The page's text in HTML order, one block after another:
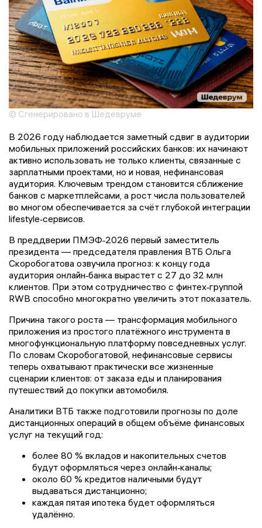
© Сгенерировано в Шедевруме
В 2026 году наблюдается заметный сдвиг в аудитории
мобильных приложений российских банков: их начинают
активно использовать не только клиенты, связанные с
зарплатными проектами, но и новая, нефинансовая
аудитория. Ключевым трендом становится сближение
банков с маркетплейсами, а рост числа пользователей
во многом обеспечивается за счёт глубокой интеграции
lifestyle‑сервисов.
В преддверии ПМЭФ‑2026 первый заместитель
президента — председателя правления ВТБ Ольга
Скоробогатова озвучила прогноз: к концу года
аудитория онлайн‑банка вырастет с 27 до 32 млн
клиентов. При этом сотрудничество с финтех‑группой
RWB способно многократно увеличить этот показатель.
Причина такого роста — трансформация мобильного
приложения из простого платёжного инструмента в
многофункциональную платформу повседневных услуг.
По словам Скоробогатовой, нефинансовые сервисы
теперь охватывают практически все жизненные
сценарии клиентов: от заказа еды и планирования
путешествий до покупки автомобиля.
Аналитики ВТБ также подготовили прогнозы по доле
дистанционных операций в общем объёме финансовых
услуг на текущий год:
более 80 % вкладов и накопительных счетов
будут оформляться через онлайн‑каналы;
около 60 % кредитов наличными будут
выдаваться дистанционно;
каждая пятая ипотека будет оформляться
удалённо.